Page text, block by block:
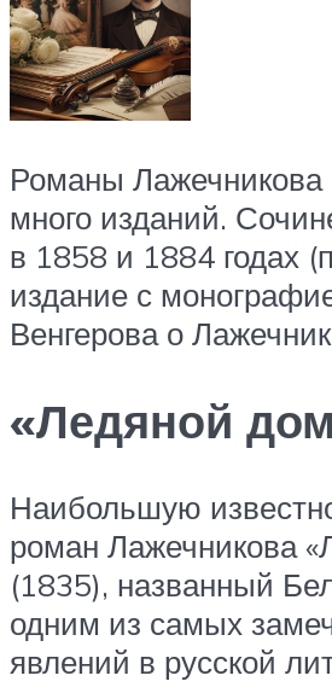
Романы
много изданий.
в 1858 и 1884 годах
издание с
Венгерова о
«Ледяной
Наибольшую
роман Лажечникова
(1835), названный
одним из самых
явлений в русской